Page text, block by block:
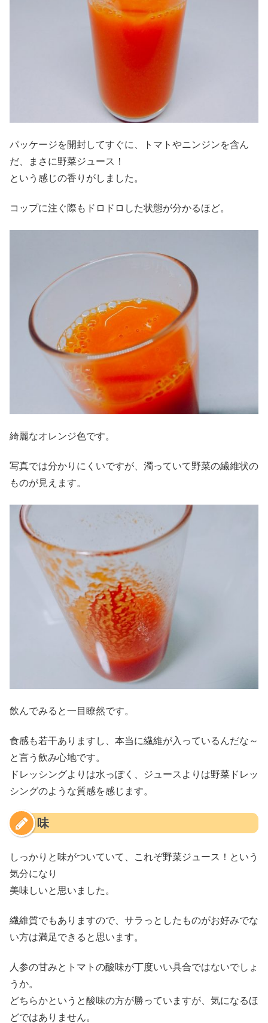
パッケージを開封してすぐに、トマトやニンジンを含ん
だ、まさに野菜ジュース！
という感じの香りがしました。
コップに注ぐ際もドロドロした状態が分かるほど。
綺麗なオレンジ色です。
写真では分かりにくいですが、濁っていて野菜の繊維状の
ものが見えます。
飲んでみると一目瞭然です。
食感も若干ありますし、本当に繊維が入っているんだな～
と言う飲み心地です。
ドレッシングよりは水っぽく、ジュースよりは野菜ドレッ
シングのような質感を感じます。
味
しっかりと味がついていて、これぞ野菜ジュース！という
気分になり
美味しいと思いました。
繊維質でもありますので、サラっとしたものがお好みでな
い方は満足できると思います。
人参の甘みとトマトの酸味が丁度いい具合ではないでしょ
うか。
どちらかというと酸味の方が勝っていますが、気になるほ
どではありません。